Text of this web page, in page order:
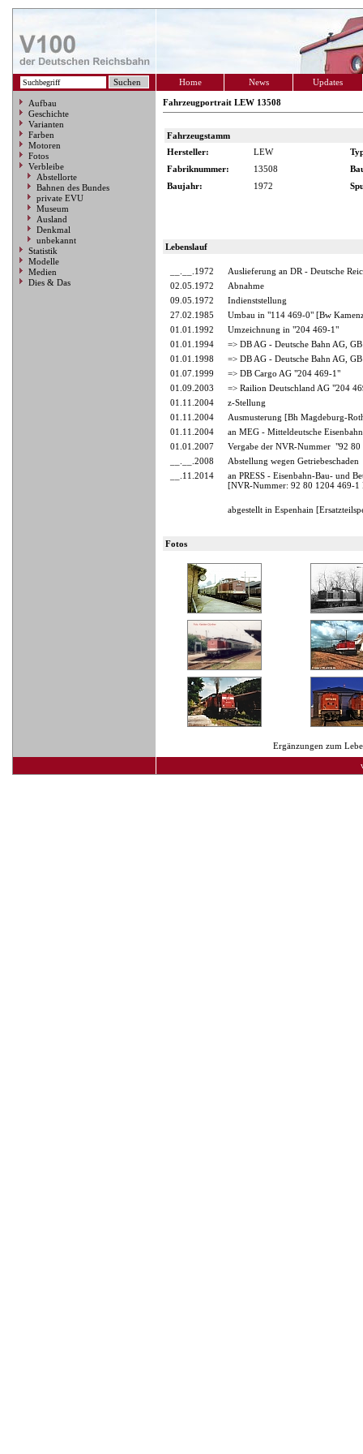
Home News Updates
Aufbau
Geschichte
Varianten
Farben
Motoren
Fotos
Verbleibe
Abstellorte
Bahnen des Bundes
private EVU
Museum
Ausland
Denkmal
unbekannt
Statistik
Modelle
Medien
Dies & Das
Fahrzeugportrait LEW 13508
Fahrzeugstamm
Hersteller:
LEW
Fabriknummer:
13508
Baujahr:
1972
Lebenslauf
__.__.1972
Auslieferung an DR - Deutsche
02.05.1972
Abnahme
09.05.1972
Indienststellung
27.02.1985
Umbau in "114 469-0" [Bw
01.01.1992
Umzeichnung in "204 469-1"
01.01.1994
=> DB AG - Deutsche Bahn AG,
01.01.1998
=> DB AG - Deutsche Bahn AG,
01.07.1999
=> DB Cargo AG "204 469-1"
01.09.2003
=> Railion Deutschland AG "204
01.11.2004
z-Stellung
01.11.2004
Ausmusterung [Bh Magdeburg-
01.11.2004
an MEG - Mitteldeutsche
01.01.2007
Vergabe der NVR-Nummer "92
__.__.2008
Abstellung wegen Getriebeschaden
__.11.2014
an PRESS - Eisenbahn-Bau- und
[NVR-Nummer: 92 80 1204 469-1
abgestellt in Espenhain
Fotos
Ergänzungen zum